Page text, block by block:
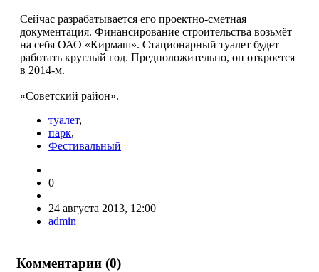
Сейчас разрабатывается его проектно-сметная
документация. Финансирование строительства возьмёт
на себя ОАО «Кирмаш». Стационарный туалет будет
работать круглый год. Предположительно, он откроется
в 2014-м.
«Советский район».
туалет,
парк,
Фестивальный
0
24 августа 2013, 12:00
admin
Комментарии (0)